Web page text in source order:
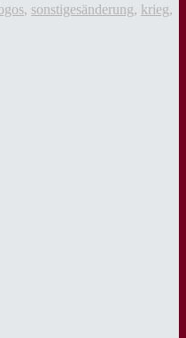
, sonstigesänderung, krieg,